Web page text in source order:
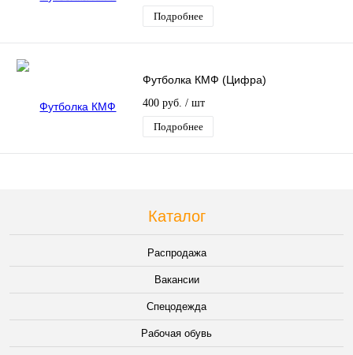
Подробнее
Футболка КМФ (Цифра)
400 руб. / шт
Подробнее
Каталог
Распродажа
Вакансии
Спецодежда
Рабочая обувь